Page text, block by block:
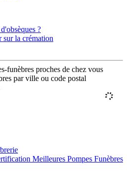
?
la crémation
funèbres proches de chez vous
par ville ou code postal
Meilleures Pompes Funèbres